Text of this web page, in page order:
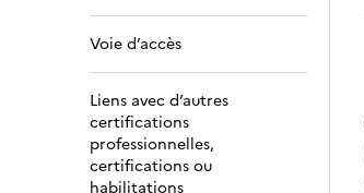
Voie d’accès
Liens avec d’autres
certifications
professionnelles,
certifications ou
habilitations